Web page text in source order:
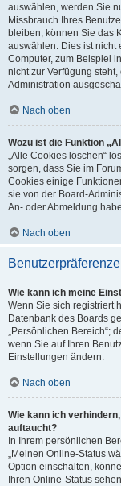
auswählen, werden Sie
Missbrauch Ihres
bleiben, können Sie das
auswählen. Dies ist nicht
Computer, zum Beispiel
nicht zur Verfügung
Administration
Nach oben
Wozu ist die Funktion
„Alle Cookies löschen“
sorgen, dass Sie im
Cookies einige
sie von der Board-
An- oder Abmeldung
Nach oben
Wie kann ich meine
Wenn Sie sich registriert
Datenbank des Boards
„Persönlichen Bereich“;
wenn Sie auf Ihren
Einstellungen ändern.
Nach oben
Wie kann ich
auftaucht?
In Ihrem persönlichen
„Meinen Online-Status
Option einschalten,
Ihren Online-Status